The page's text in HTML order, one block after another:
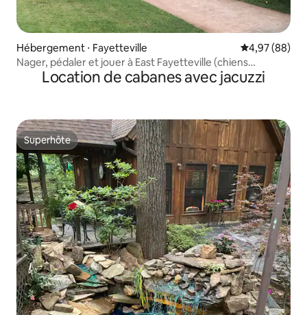
Hébergement ⋅ Fayetteville Évaluation
4,97 (88)
Nager, pédaler et jouer à East Fayetteville (chiens
bienvenus)
Location de cabanes avec jacuzzi
Superhôte
Superhôte